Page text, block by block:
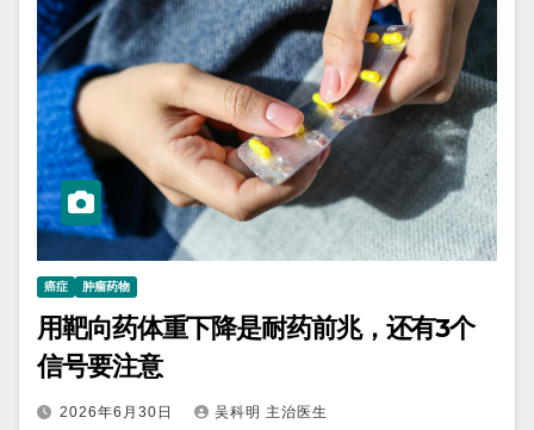
癌症 肿瘤药物
用靶向药体重下降是耐药前兆，还有3个
信号要注意
2026年6月30日 吴科明 主治医生